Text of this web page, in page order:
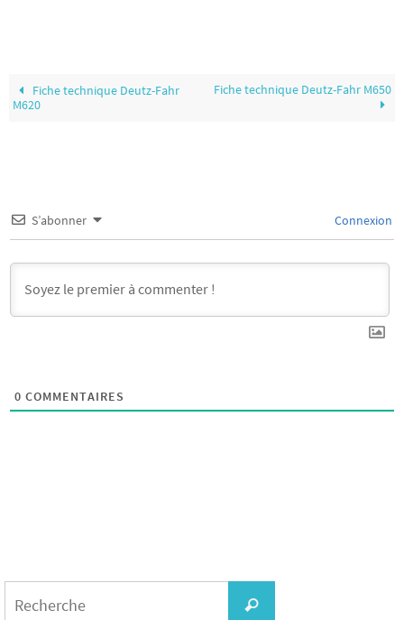
Fiche technique Deutz-Fahr
M620
Fiche technique Deutz-Fahr M650
S’abonner Connexion
0 COMMENTAIRES
Recherche